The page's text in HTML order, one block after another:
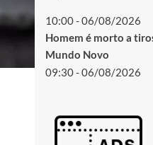
10:00 - 06/08/2026
Homem é morto a
Mundo Novo
09:30 - 06/08/2026